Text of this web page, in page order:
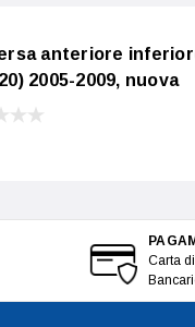
anteriore
2005-2009, nuova
Carta